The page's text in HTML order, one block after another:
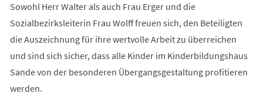
Sowohl Herr Walter als auch Frau Erger und die
Sozialbezirksleiterin Frau Wolff freuen sich, den Beteiligten
die Auszeichnung für ihre wertvolle Arbeit zu überreichen
und sind sich sicher, dass alle Kinder im Kinderbildungshaus
Sande von der besonderen Übergangsgestaltung profitieren
werden.